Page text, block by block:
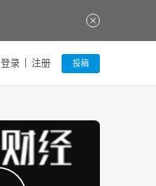
登录 注册 投稿